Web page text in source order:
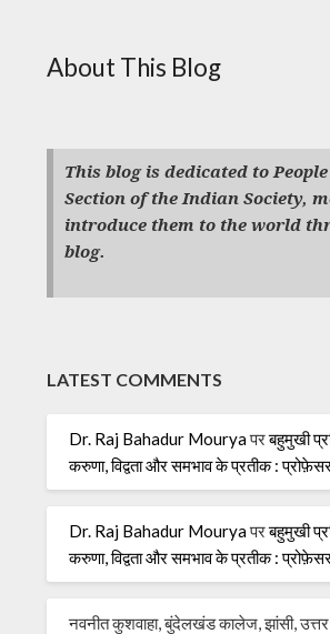
About This Blog
This blog is dedicated to
Section of the Indian Society,
introduce them to the world
blog.
LATEST COMMENTS
Dr. Raj Bahadur Mouryaपरबहुमुखी
करुणा, विद्वता और समभाव के प्रतीक :
Dr. Raj Bahadur Mouryaपरबहुमुखी
करुणा, विद्वता और समभाव के प्रतीक :
नवनीत कुशवाहा, बुंदेलखंड कालेज, झांसी,